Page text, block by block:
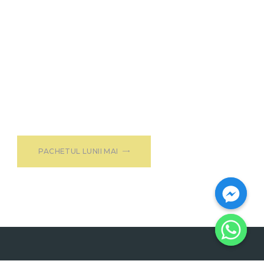
PACHETUL LUNII MAI